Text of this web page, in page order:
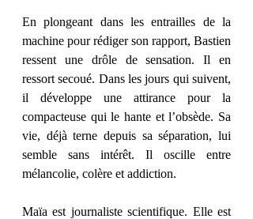
En plongeant dans les entrailles de la
machine pour rédiger son rapport, Bastien
ressent une drôle de sensation. Il en
ressort secoué. Dans les jours qui suivent,
il développe une attirance pour la
compacteuse qui le hante et l’obsède. Sa
vie, déjà terne depuis sa séparation, lui
semble sans intérêt. Il oscille entre
mélancolie, colère et addiction.
Maïa est journaliste scientifique. Elle est